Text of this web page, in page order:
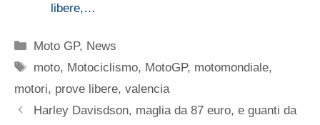
libere,…
Categorie
Moto GP, News
Tag
moto, Motociclismo, MotoGP, motomondiale,
motori, prove libere, valencia
Harley Davisdson, maglia da 87 euro, e guanti da